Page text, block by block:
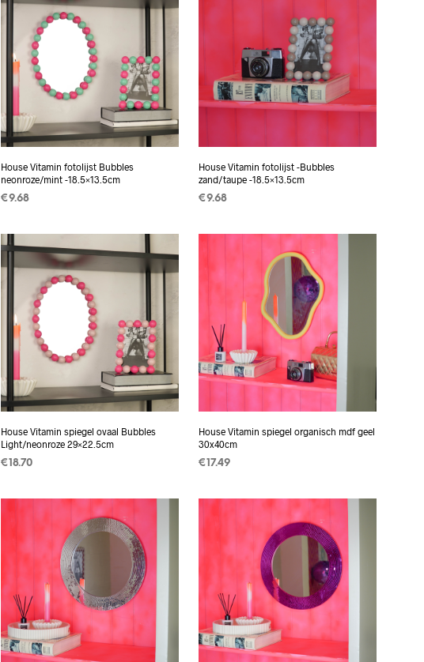
House Vitamin fotolijst Bubbles
neonroze/mint -18.5×13.5cm
€9.68
WINKELWAGEN
House Vitamin fotolijst -Bubbles
zand/taupe -18.5×13.5cm
€9.68
WINKELWAGEN
House Vitamin spiegel ovaal Bubbles
Light/neonroze 29×22.5cm
€18.70
WINKELWAGEN
House Vitamin spiegel organisch mdf geel
30x40cm
€17.49
WINKELWAGEN